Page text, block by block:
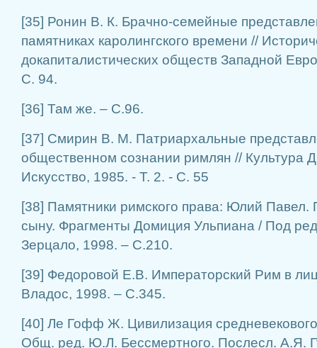
[35] Ронин В. К. Брачно-семейные
памятниках каролингского времени //
докапиталистических обществ Западной
С. 94.
[36] Там же. – С.96.
[37] Смирин В. М. Патриархальные
общественном сознании римлян // Культура
Искусство, 1985. - Т. 2. - С. 55
[38] Памятники римского права: Юлий Павел.
сыну. Фрагменты Домиция Ульпиана / Под
Зерцало, 1998. – С.210.
[39] Федоровой Е.В. Императорский Рим в
Владос, 1998. – С.345.
[40] Ле Гофф Ж. Цивилизация
Общ. ред. Ю.Л. Бессмертного. Послесл. А.Я.